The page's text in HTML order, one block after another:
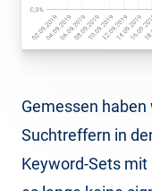
Gemessen haben
Suchtreffern in
Keyword-Sets mit